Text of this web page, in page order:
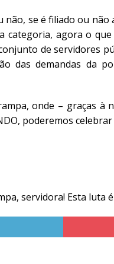
não, se é filiado ou
categoria, agora o
de servidores
das demandas da
onde – graças à
poderemos
servidora! Esta luta